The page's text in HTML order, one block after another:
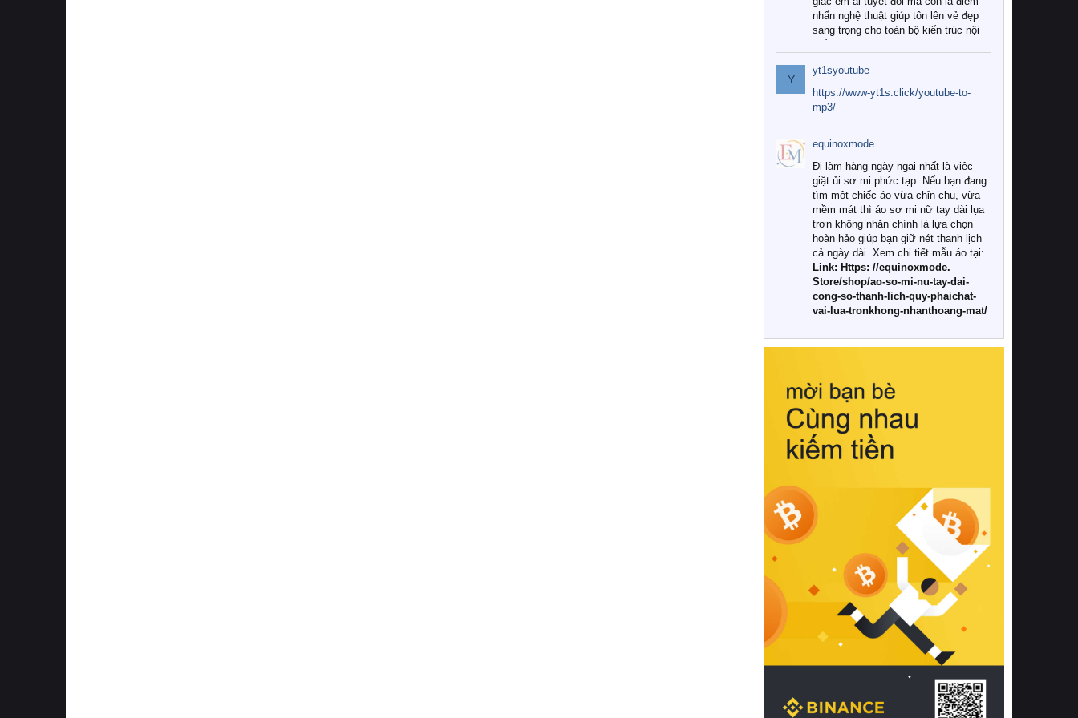
nhấn nghệ thuật giúp tôn lên vẻ đẹp
sang trọng cho toàn bộ kiến trúc nội
Tuy nhiên, giữa thị trường đa dạng
với vô vàn thương hiệu và mẫu mã
như hiện nay, làm thế nào để chọn
được những bộ chăn ga gối đệm cao
cấp thực sự chất lượng, phù hợp với
khí hậu và nhu cầu sử dụng của gia
đình? Hãy cùng chúng tôi đi tìm lời
giải đáp chi tiết qua bài viết dưới đây.
1. Tại sao các gia đình hiện đại lại ưa
chuộng chăn ga gối đệm cao cấp?
Khác với các dòng sản phẩm thông
thường, những bộ chăn ga gối đệm
cao cấp trải qua quy trình sản xuất
nghiêm ngặt từ khâu chọn lọc nguyên
liệu tự nhiên đến công nghệ dệt
nhuộm hiện đại không chứa hóa chất
này, bạn sẽ cảm nhận rõ rệt sự khác
hồi chuẩn xác của phần đệm nâng đỡ
cột sống.
Bên cạnh đó, việc lựa chọn các dòng
sản phẩm đạt chuẩn chất lượng quốc
tế còn giúp ngăn ngừa tình trạng kích
khuẩn và nấm mốc trong điều kiện
thời tiết nóng ẩm. Bạn có thể tìm hiểu
thêm các nghiên cứu khoa học về tác
động của giấc ngủ và môi trường
phòng ngủ đối với sức khỏe con
người tại Sleep Foundation (External
Link) để có cái nhìn toàn diện hơn.
2. Các tiêu chí vàng khi lựa chọn
chăn ga gối đệm cao cấp cho phòng
ngủ
Để sở hữu một bộ chăn ga gối đệm
cao cấp hoàn hảo cả về thẩm mỹ lẫn
công năng, người tiêu dùng cần cân
nhắc kỹ lưỡng các tiêu chí quan trọng
Y
yt1syoutube
https://www-yt1s.click/youtube-to-
mp3/
equinoxmode
Đi làm hàng ngày ngại nhất là việc
giặt ủi sơ mi phức tạp. Nếu bạn đang
tìm một chiếc áo vừa chỉn chu, vừa
mềm mát thì áo sơ mi nữ tay dài lụa
trơn không nhăn chính là lựa chọn
hoàn hảo giúp bạn giữ nét thanh lịch
cả ngày dài. Xem chi tiết mẫu áo tại:
Link: Https: //equinoxmode.
Store/shop/ao-so-mi-nu-tay-dai-
cong-so-thanh-lich-quy-phaichat-
vai-lua-tronkhong-nhanthoang-mat/